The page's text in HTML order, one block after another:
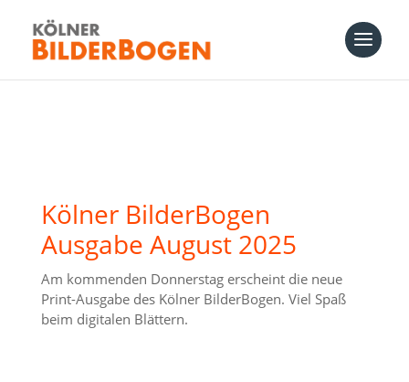
Kölner BilderBogen
Ausgabe August 2025
Am kommenden Donnerstag erscheint die neue
Print-Ausgabe des Kölner BilderBogen. Viel Spaß
beim digitalen Blättern.